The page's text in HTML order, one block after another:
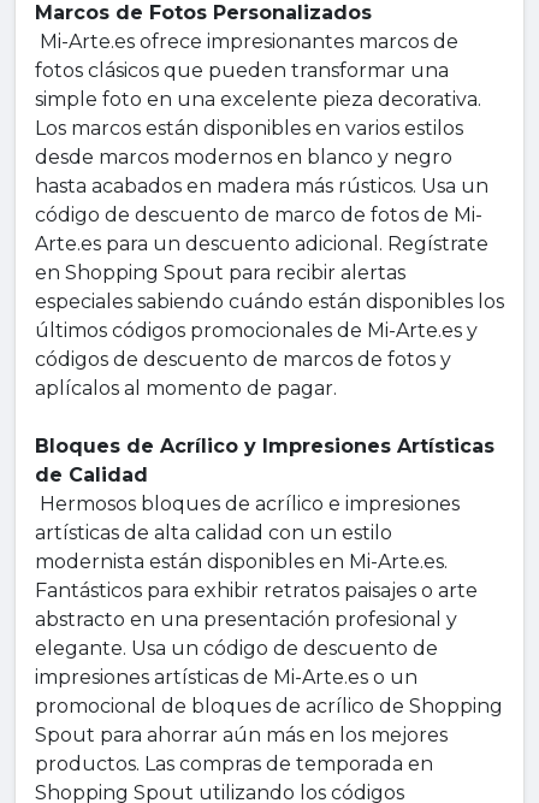
Marcos de Fotos Personalizados
Mi-Arte.es ofrece impresionantes marcos de
fotos clásicos que pueden transformar una
simple foto en una excelente pieza decorativa.
Los marcos están disponibles en varios estilos
desde marcos modernos en blanco y negro
hasta acabados en madera más rústicos. Usa un
código de descuento de marco de fotos de Mi-
Arte.es para un descuento adicional. Regístrate
en Shopping Spout para recibir alertas
especiales sabiendo cuándo están disponibles los
últimos códigos promocionales de Mi-Arte.es y
códigos de descuento de marcos de fotos y
aplícalos al momento de pagar.
Bloques de Acrílico y Impresiones Artísticas
de Calidad
Hermosos bloques de acrílico e impresiones
artísticas de alta calidad con un estilo
modernista están disponibles en Mi-Arte.es.
Fantásticos para exhibir retratos paisajes o arte
abstracto en una presentación profesional y
elegante. Usa un código de descuento de
impresiones artísticas de Mi-Arte.es o un
promocional de bloques de acrílico de Shopping
Spout para ahorrar aún más en los mejores
productos. Las compras de temporada en
Shopping Spout utilizando los códigos